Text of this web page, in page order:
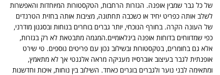
של כל גבר שמבין אופנה. הגזרות הרחבות, הטקסטורות המיוחדות והאפשרות
לשלב אותה כפריט יחיד או כשכבה תחתונה, מציבות אותה בחזית הטרנדים
של העונה הקרה. בחורף הנוכחי, יותר גברים בוחרים בנוחות ובסגנון מודרני,
כפי שמדווחים בדוחות אופנה בינלאומיים.המגמה מתבטאת לא רק בגזרות,
אלא גם בחומרים, בטקסטורות ובשילוב נכון עם פריטים נוספים. טי שירט
אופנתית לגבר בעיצוב אוברסייז מעניקה מראה אלגנטי אך לא מתאמץ,
ומתאימה לבני נוער ולגברים בוגרים כאחד. השילוב בין נוחות, איכות וחדשנות